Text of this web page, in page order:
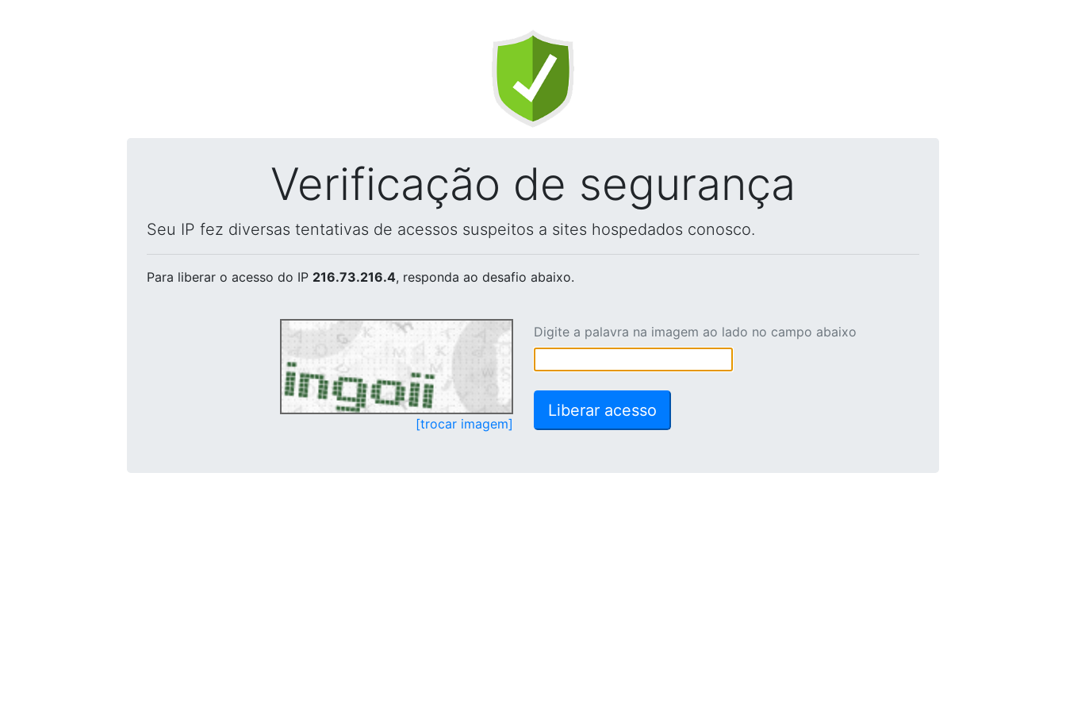
Verificação de segurança
Seu IP fez diversas tentativas de acessos suspeitos a sites hospedados conosco.
Para liberar o acesso do IP 216.73.216.4, responda ao desafio abaixo.
[trocar imagem]
Digite a palavra na imagem ao lado no campo abaixo